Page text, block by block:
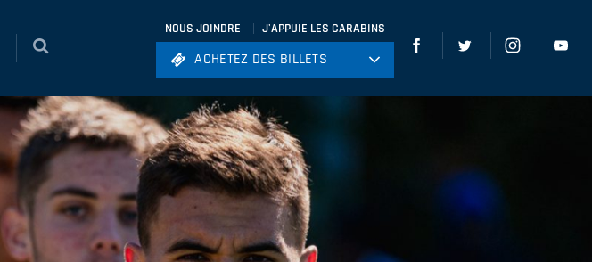
NOUS JOINDRE J'APPUIE LES CARABINS
ACHETEZ DES BILLETS
Hockey
Soccer
Rugby
Volleyball
ACHETEZ DES BILLETS